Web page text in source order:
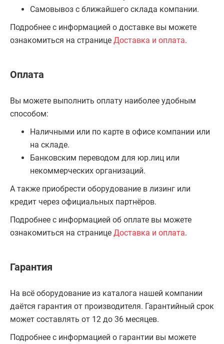
Самовывоз с ближайшего склада компании.
Подробнее с информацией о доставке вы можете
ознакомиться на странице Доставка и оплата.
Оплата
Вы можете выполнить оплату наиболее удобным
способом:
Наличными или по карте в офисе компании или
на складе.
Банковским переводом для юр.лиц или
некоммерческих организаций.
А также приобрести оборудование в лизинг или
кредит через официальных партнёров.
Подробнее с информацией об оплате вы можете
ознакомиться на странице Доставка и оплата.
Гарантия
На всё оборудование из каталога нашей компании
даётся гарантия от производителя. Гарантийный срок
может составлять от 12 до 36 месяцев.
Подробнее с информацией о гарантии вы можете